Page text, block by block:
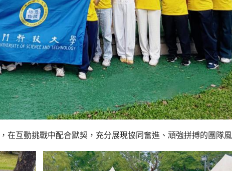
，在互動挑戰中配合默契，充分展現協同奮進、頑強拼搏的團隊